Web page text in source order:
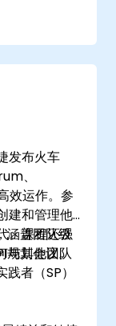
发布火车
、
效运作。参
建和管理他
。课程还强
与其他团队
涵盖团队级
规划会议。
者（SP）